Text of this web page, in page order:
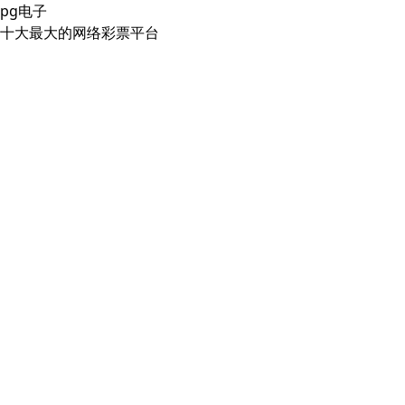
pg电子
十大最大的网络彩票平台